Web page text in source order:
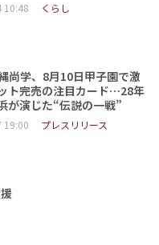
10:48 くらし
尚学、8月10日甲子園で激
ト完売の注目カード…28年
が演じた“伝説の一戦”
19:00 プレスリリース